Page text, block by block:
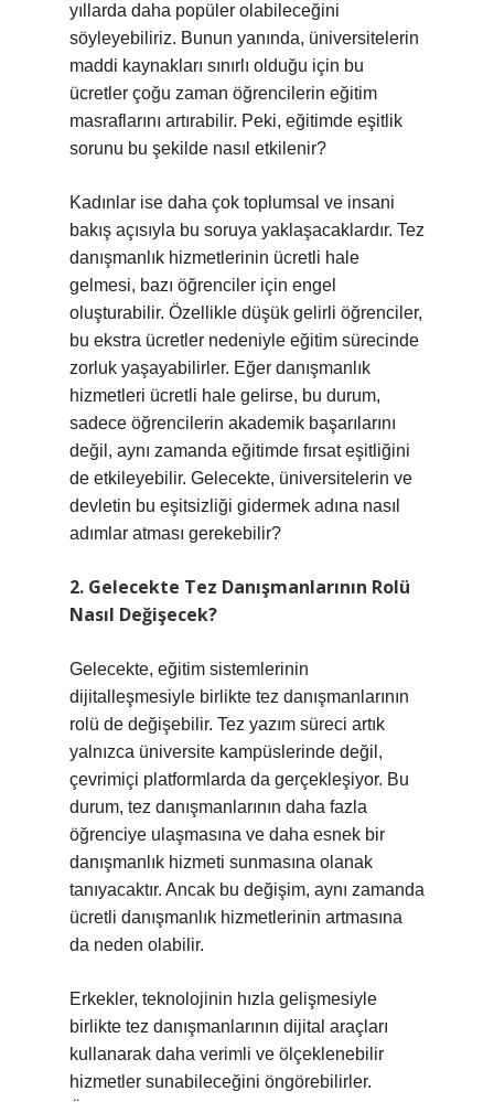
yıllarda daha popüler olabileceğini
söyleyebiliriz. Bunun yanında, üniversitelerin
maddi kaynakları sınırlı olduğu için bu
ücretler çoğu zaman öğrencilerin eğitim
masraflarını artırabilir. Peki, eğitimde eşitlik
sorunu bu şekilde nasıl etkilenir?
Kadınlar ise daha çok toplumsal ve insani
bakış açısıyla bu soruya yaklaşacaklardır. Tez
danışmanlık hizmetlerinin ücretli hale
gelmesi, bazı öğrenciler için engel
oluşturabilir. Özellikle düşük gelirli öğrenciler,
bu ekstra ücretler nedeniyle eğitim sürecinde
zorluk yaşayabilirler. Eğer danışmanlık
hizmetleri ücretli hale gelirse, bu durum,
sadece öğrencilerin akademik başarılarını
değil, aynı zamanda eğitimde fırsat eşitliğini
de etkileyebilir. Gelecekte, üniversitelerin ve
devletin bu eşitsizliği gidermek adına nasıl
adımlar atması gerekebilir?
2. Gelecekte Tez Danışmanlarının Rolü
Nasıl Değişecek?
Gelecekte, eğitim sistemlerinin
dijitalleşmesiyle birlikte tez danışmanlarının
rolü de değişebilir. Tez yazım süreci artık
yalnızca üniversite kampüslerinde değil,
çevrimiçi platformlarda da gerçekleşiyor. Bu
durum, tez danışmanlarının daha fazla
öğrenciye ulaşmasına ve daha esnek bir
danışmanlık hizmeti sunmasına olanak
tanıyacaktır. Ancak bu değişim, aynı zamanda
ücretli danışmanlık hizmetlerinin artmasına
da neden olabilir.
Erkekler, teknolojinin hızla gelişmesiyle
birlikte tez danışmanlarının dijital araçları
kullanarak daha verimli ve ölçeklenebilir
hizmetler sunabileceğini öngörebilirler.